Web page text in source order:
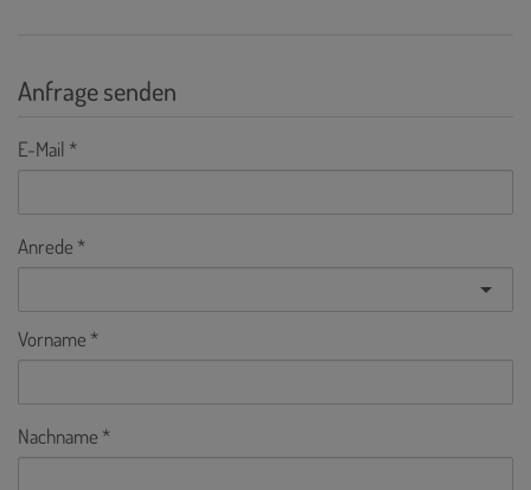
Anfrage senden
E-Mail
Anrede
Vorname
Nachname